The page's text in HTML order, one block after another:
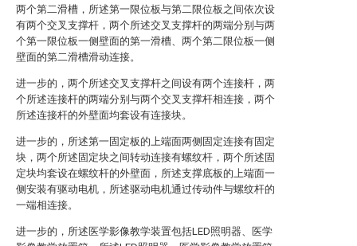
两个第二滑槽，所述第一限位板与第二限位板之间依次设
有两个交叉支撑杆，两个所述交叉支撑杆的两端分别与两
个第一限位板一侧壁面的第一滑槽、两个第二限位板一侧
壁面的第二滑槽滑动连接。
进一步的，两个所述交叉支撑杆之间设有两个连接杆，两
个所述连接杆的两端分别与两个交叉支撑杆相连接，两个
所述连接杆的外壁面均套设有连接块。
进一步的，所述第一固定板的上端面两侧固定连接有固定
块，两个所述固定块之间转动连接有螺纹杆，两个所述固
定块均套设在螺纹杆的外壁面，所述支撑底板的上端面一
侧安装有驱动电机，所述驱动电机通过传动件与螺纹杆的
一端相连接。
进一步的，所述医学影像教学装置包括LED照明器、医学